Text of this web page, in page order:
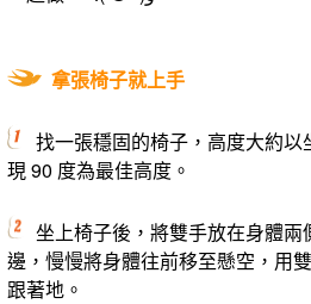
拿張椅子就上手
找一張穩固的椅子，高度大約以
現 90 度為最佳高度。
坐上椅子後，將雙手放在身體
邊，慢慢將身體往前移至懸空，用
跟著地。